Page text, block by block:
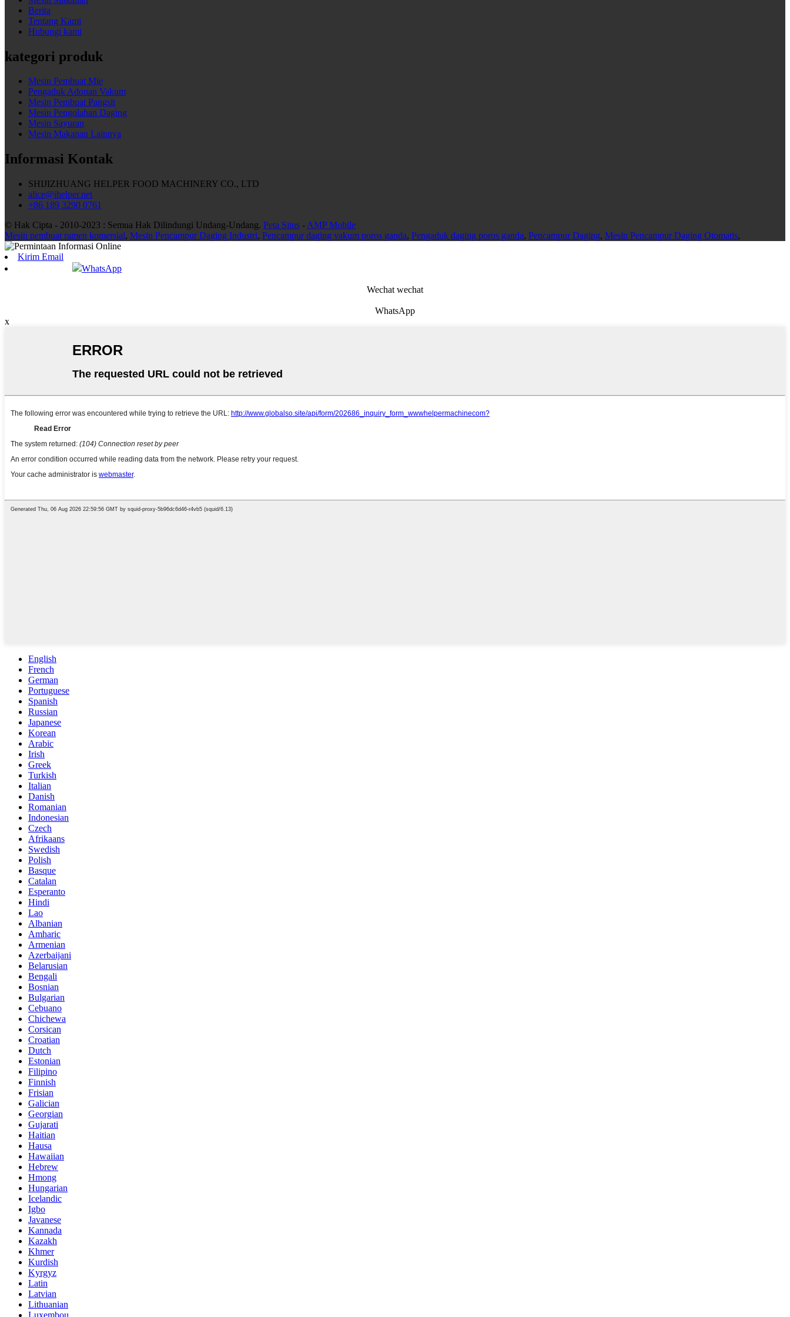
Berita
Tentang Kami
Hubungi kami
kategori produk
Mesin Pembuat Mie
Pengaduk Adonan Vakum
Mesin Pembuat Pangsit
Mesin Pengolahan Daging
Mesin Sayuran
Mesin Makanan Lainnya
Informasi Kontak
SHIJIZHUANG HELPER FOOD MACHINERY CO., LTD
alice@ihelper.net
+86 189 3290 0761
© Hak Cipta - 2010-2023 : Semua Hak Dilindungi Undang-Undang. Peta Situs - AMP Mobile
Mesin pembuat ramen komersial, Mesin Pencampur Daging Industri, Pencampur daging vakum poros ganda, Pengaduk daging poros ganda, Pencampur Daging, Mesin Pencampur Daging Otomatis,
Kirim Email
WhatsApp
Wechat wechat
WhatsApp
x
English
French
German
Portuguese
Spanish
Russian
Japanese
Korean
Arabic
Irish
Greek
Turkish
Italian
Danish
Romanian
Indonesian
Czech
Afrikaans
Swedish
Polish
Basque
Catalan
Esperanto
Hindi
Lao
Albanian
Amharic
Armenian
Azerbaijani
Belarusian
Bengali
Bosnian
Bulgarian
Cebuano
Chichewa
Corsican
Croatian
Dutch
Estonian
Filipino
Finnish
Frisian
Galician
Georgian
Gujarati
Haitian
Hausa
Hawaiian
Hebrew
Hmong
Hungarian
Icelandic
Igbo
Javanese
Kannada
Kazakh
Khmer
Kurdish
Kyrgyz
Latin
Latvian
Lithuanian